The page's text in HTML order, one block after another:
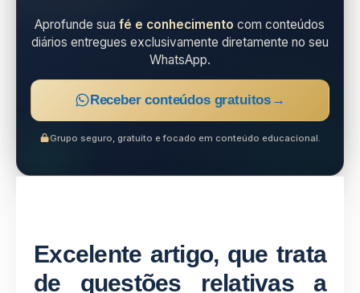
Aprofunde suafé e conhecimento com conteúdos
diários entregues exclusivamente diretamente no seu
WhatsApp.
Receber conteúdos gratuitos →
Grupo seguro, gratuito e focado em conteúdo educacional.
Excelente artigo, que trata
de questões relativas a